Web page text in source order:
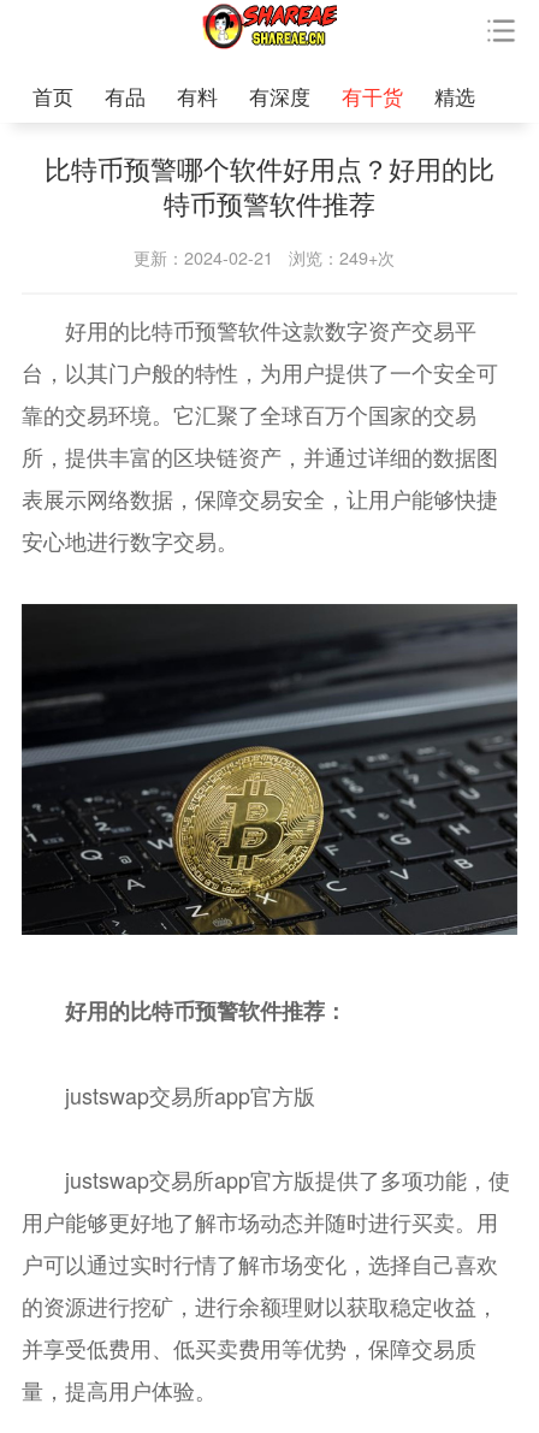
首页 有品 有料 有深度 有干货 精选
比特币预警哪个软件好用点？好用的比
特币预警软件推荐
更新：2024-02-21 浏览：249+次
好用的比特币预警软件这款数字资产交易平
台，以其门户般的特性，为用户提供了一个安全可
靠的交易环境。它汇聚了全球百万个国家的交易
所，提供丰富的区块链资产，并通过详细的数据图
表展示网络数据，保障交易安全，让用户能够快捷
安心地进行数字交易。
好用的比特币预警软件推荐：
justswap交易所app官方版
justswap交易所app官方版提供了多项功能，使
用户能够更好地了解市场动态并随时进行买卖。用
户可以通过实时行情了解市场变化，选择自己喜欢
的资源进行挖矿，进行余额理财以获取稳定收益，
并享受低费用、低买卖费用等优势，保障交易质
量，提高用户体验。